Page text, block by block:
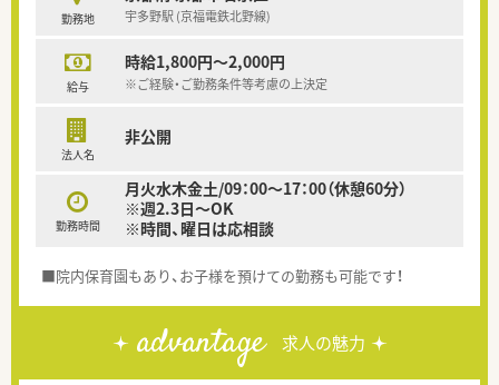
勤務地 宇多野駅 (京福電鉄北野線)
給与
時給1,800円～2,000円
※ご経験・ご勤務条件等考慮の上決定
法人名
非公開
勤務時間
月火水木金土/09：00～17：00（休憩60分）
※週2.3日～OK
※時間、曜日は応相談
■院内保育園もあり、お子様を預けての勤務も可能です！
advantage 求人の魅力